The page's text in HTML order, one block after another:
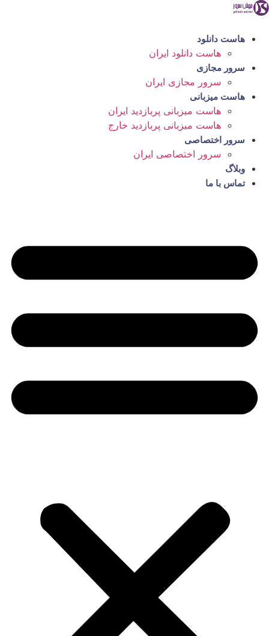
پرش
محتوا
هاست دانلود
هاست دانلود ایران
سرور مجازی
سرور مجازی ایران
هاست میزبانی
هاست میزبانی پربازدید ایران
هاست میزبانی پربازدید خارج
سرور اختصاصی
سرور اختصاصی ایران
وبلاگ
تماس با ما